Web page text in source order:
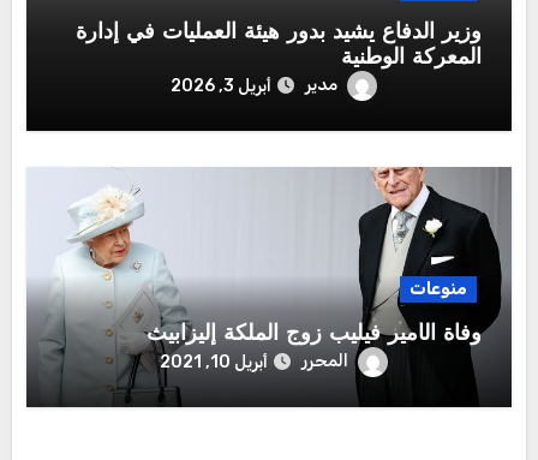
وزير الدفاع يشيد بدور هيئة العمليات في إدارة
المعركة الوطنية
مدير أبريل 3, 2026
منوعات
وفاة الأمير فيليب زوج الملكة إليزابيث
المحرر أبريل 10, 2021